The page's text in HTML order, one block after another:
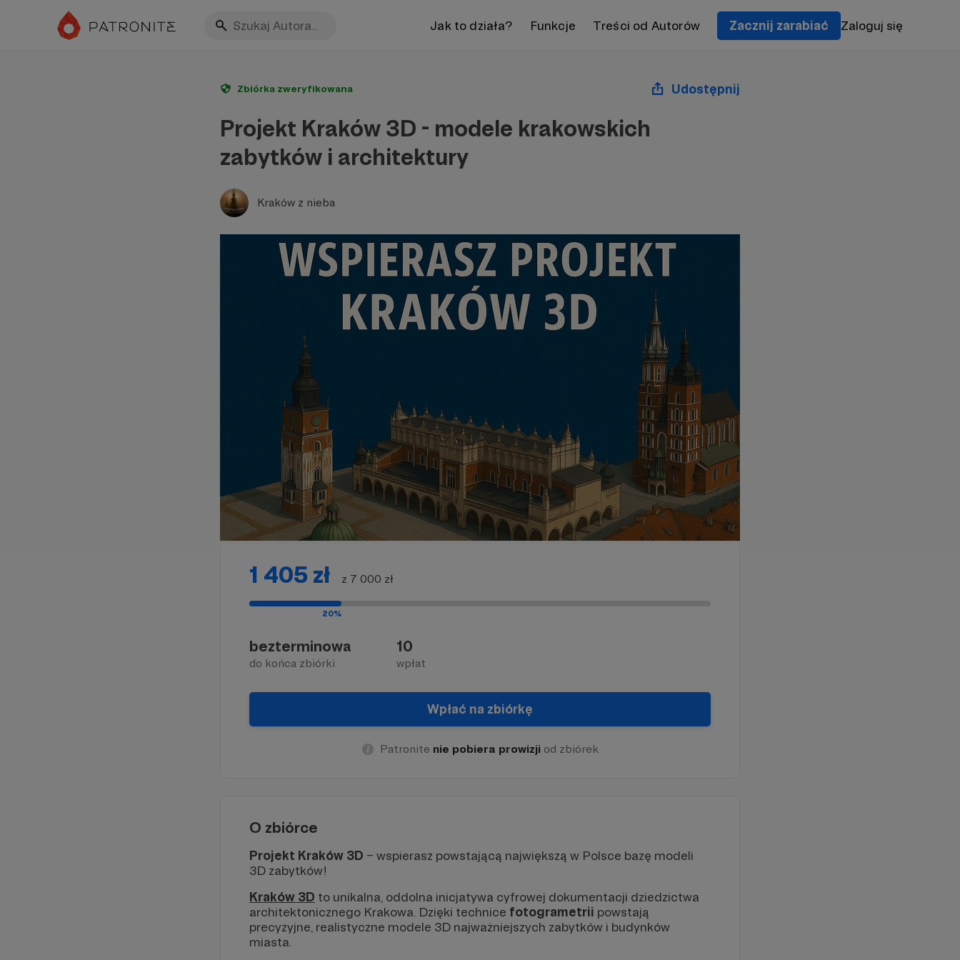
Jak to działa? Funkcje Treści od Autorów Zacznij zarabiać Zaloguj się
Zbiórka zweryfikowana Udostępnij
Projekt Kraków 3D - modele krakowskich
zabytków i architektury
Kraków z nieba
1 405 zł z 7 000 zł
20%
bezterminowa
do końca zbiórki
10
wpłat
Wpłać na zbiórkę
Patronite nie pobiera prowizji od zbiórek
O zbiórce
Projekt Kraków 3D – wspierasz powstającą największą w Polsce bazę modeli
3D zabytków!
Kraków 3D to unikalna, oddolna inicjatywa cyfrowej dokumentacji dziedzictwa
architektonicznego Krakowa. Dzięki technice fotogrametrii powstają
precyzyjne, realistyczne modele 3D najważniejszych zabytków i budynków
miasta.